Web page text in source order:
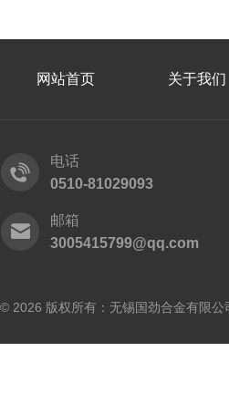
网站首页 关于我们
电话
0510-81029093
邮箱
3005415799@qq.com
© 2026 版权所有：无锡国劲合金有限公